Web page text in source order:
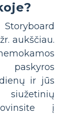
aukščiau.
ir jūs
į